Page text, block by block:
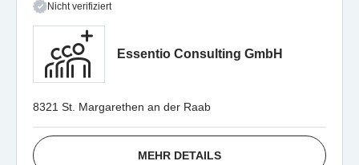
Nicht verifiziert
Essentio Consulting GmbH
8321 St. Margarethen an der Raab
MEHR DETAILS